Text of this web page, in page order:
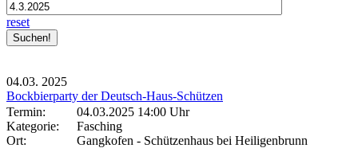
reset
04.03. 2025
Bockbierparty der Deutsch-Haus-Schützen
Termin:
04.03.2025 14:00 Uhr
Kategorie:
Fasching
Ort:
Gangkofen - Schützenhaus bei Heiligenbrunn